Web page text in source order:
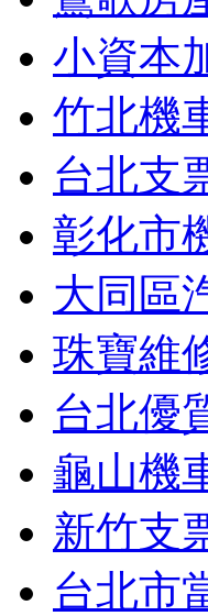
小資本
竹北機
台北支
彰化市
大同區
珠寶維
台北優
龜山機
新竹支
台北市